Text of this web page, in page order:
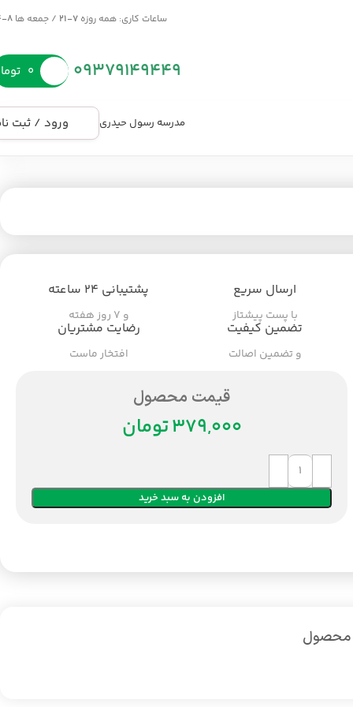
ساعات کاری: همه روزه 7-21 / جمعه ها 8-14
09379149449 ۰
مدرسه رسول حیدری ورود / ثبت
ارسال سریع
با پست پیشتاز
پشتیبانی ۲۴ ساعته
و ۷ روز هفته
تضمین کیفیت
و تضمین اصالت
رضایت مشتریان
افتخار ماست
قیمت محصول
تومان
افزودن به سبد خرید
محصول